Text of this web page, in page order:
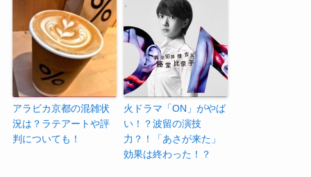
アラビカ京都の混雑状
況は？ラテアートや評
判についても！
火ドラマ「ON」がやば
い！？波留の演技
力？！「あさが来た」
効果は終わった！？